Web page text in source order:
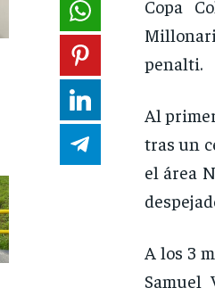
Copa
penalti.
Al
tras un
el área
A los 3
Samuel